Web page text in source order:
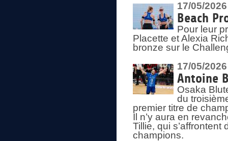
17/05/2026
Beach
Pour leur
Placette et Alexia
bronze sur le
17/05/2026
Antoine
Osaka
du
premier titre de
Il n’y aura en
Tillie, qui
champions.